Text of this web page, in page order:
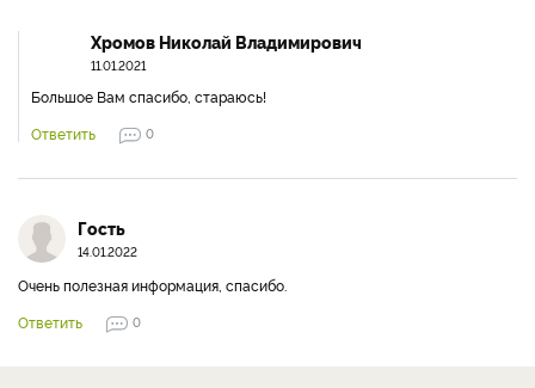
Хромов Николай Владимирович
11.01.2021
Большое Вам спасибо, стараюсь!
Ответить
0
Гость
14.01.2022
Очень полезная информация, спасибо.
Ответить
0